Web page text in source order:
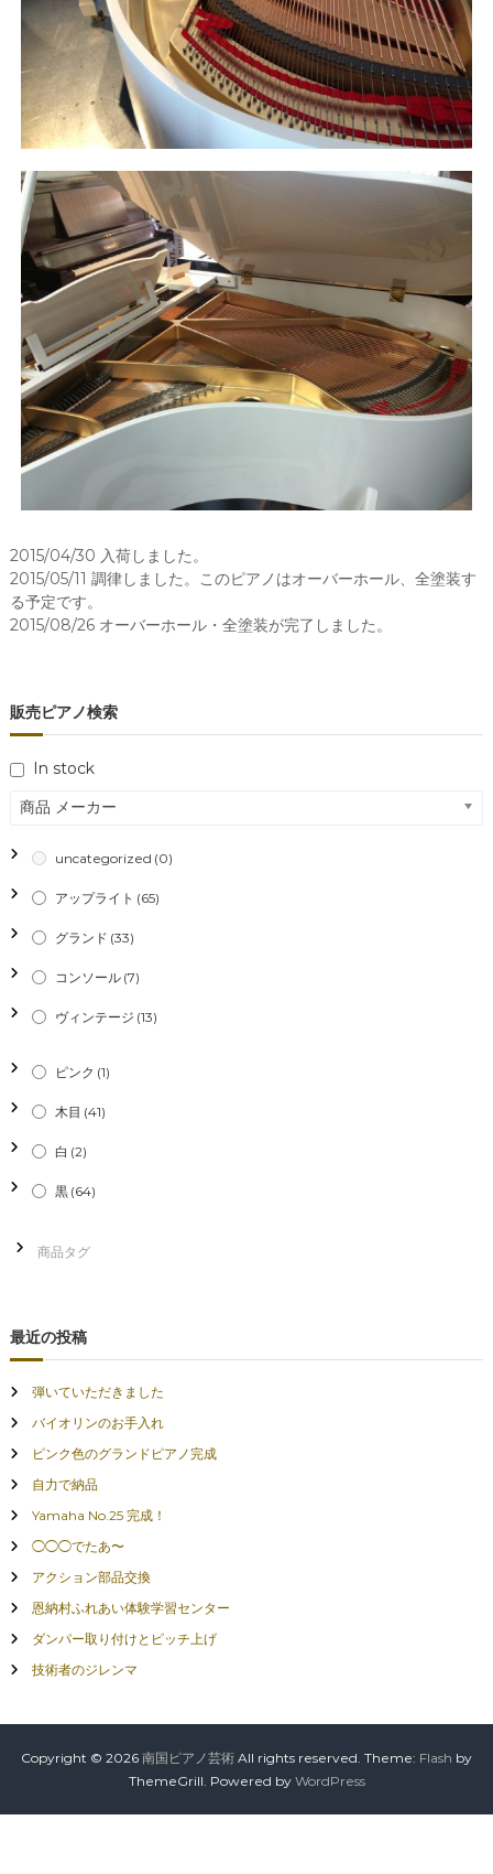
2015/04/30 入荷しました。
2015/05/11 調律しました。このピアノはオーバーホール、全塗装す
る予定です。
2015/08/26 オーバーホール・全塗装が完了しました。
販売ピアノ検索
In stock
商品 メーカー
uncategorized (0)
アップライト (65)
グランド (33)
コンソール (7)
ヴィンテージ (13)
ピンク (1)
木目 (41)
白 (2)
黒 (64)
最近の投稿
弾いていただきました
バイオリンのお手入れ
ピンク色のグランドピアノ完成
自力で納品
Yamaha No.25 完成！
◯◯◯でたあ〜
アクション部品交換
恩納村ふれあい体験学習センター
ダンパー取り付けとピッチ上げ
技術者のジレンマ
Copyright © 2026 南国ピアノ芸術 All rights reserved. Theme: Flash by
ThemeGrill. Powered by WordPress